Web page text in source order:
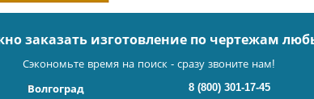
заказать изготовление по чертежам
Сэкономьте время на поиск - сразу звоните нам!
Волгоград 8 (800) 301-17-45